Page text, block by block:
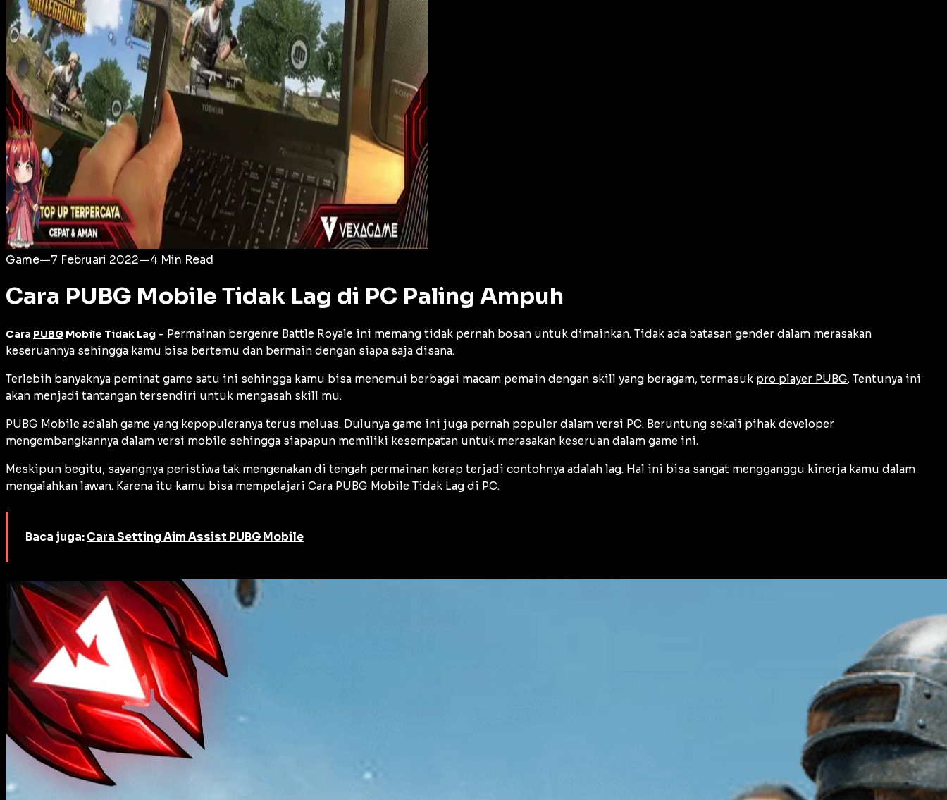
Login
Game—7 Februari 2022—4 Min Read
Cara PUBG Mobile Tidak Lag di PC Paling Ampuh
Cara PUBG Mobile Tidak Lag - Permainan bergenre Battle Royale ini memang tidak pernah bosan untuk dimainkan. Tidak ada batasan gender dalam merasakan
keseruannya sehingga kamu bisa bertemu dan bermain dengan siapa saja disana.
Terlebih banyaknya peminat game satu ini sehingga kamu bisa menemui berbagai macam pemain dengan skill yang beragam, termasuk pro player PUBG. Tentunya ini
akan menjadi tantangan tersendiri untuk mengasah skill mu.
PUBG Mobile adalah game yang kepopuleranya terus meluas. Dulunya game ini juga pernah populer dalam versi PC. Beruntung sekali pihak developer
mengembangkannya dalam versi mobile sehingga siapapun memiliki kesempatan untuk merasakan keseruan dalam game ini.
Meskipun begitu, sayangnya peristiwa tak mengenakan di tengah permainan kerap terjadi contohnya adalah lag. Hal ini bisa sangat mengganggu kinerja kamu dalam
mengalahkan lawan. Karena itu kamu bisa mempelajari Cara PUBG Mobile Tidak Lag di PC.
Baca juga: Cara Setting Aim Assist PUBG Mobile